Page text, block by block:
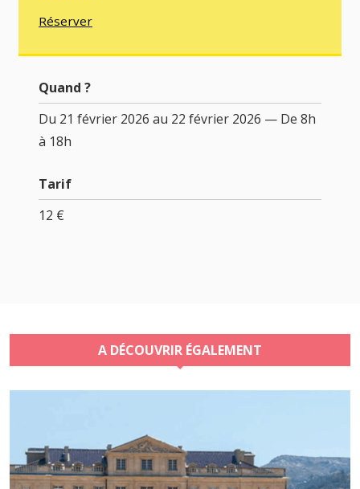
Réserver
Quand ?
Du 21 février 2026 au 22 février 2026 — De 8h
à 18h
Tarif
12 €
A DÉCOUVRIR ÉGALEMENT